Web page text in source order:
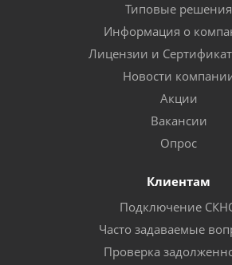
Типовые решения
Информация о
Лицензии и
Новости
Акции
Вакансии
Опрос
Клиентам
Подключение
Часто задаваемые
Проверка